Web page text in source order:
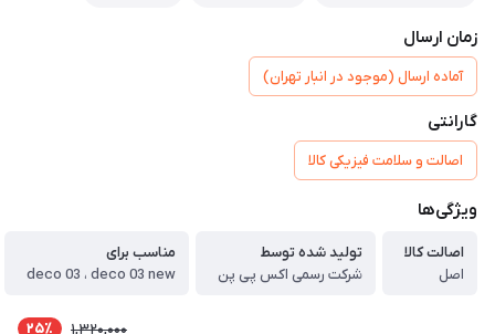
زمان ارسال
آماده ارسال (موجود در انبار تهران)
گارانتی
اصالت و سلامت فیزیکی کالا
ویژگی‌ها
اصالت کالا
اصل
تولید شده توسط
شرکت رسمی اکس پی پن
مناسب برای
deco 03 ، deco 03 new
25٪